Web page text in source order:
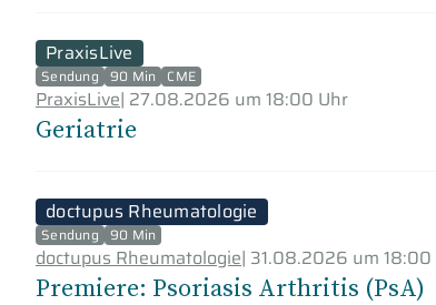
PraxisLive
Sendung 90 Min CME
PraxisLive| 27.08.2026 um 18:00 Uhr
Geriatrie
doctupus Rheumatologie
Sendung 90 Min
doctupus Rheumatologie| 31.08.2026 um 18:00
Premiere: Psoriasis Arthritis (PsA)